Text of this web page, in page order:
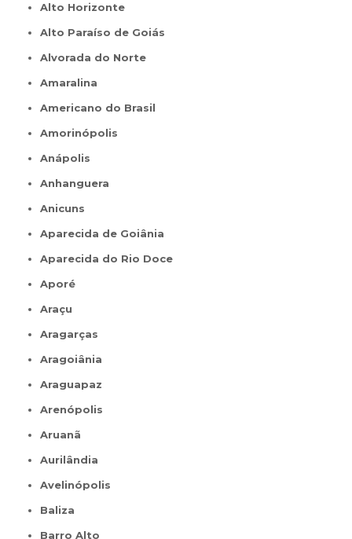
Alto Horizonte
Alto Paraíso de Goiás
Alvorada do Norte
Amaralina
Americano do Brasil
Amorinópolis
Anápolis
Anhanguera
Anicuns
Aparecida de Goiânia
Aparecida do Rio Doce
Aporé
Araçu
Aragarças
Aragoiânia
Araguapaz
Arenópolis
Aruanã
Aurilândia
Avelinópolis
Baliza
Barro Alto